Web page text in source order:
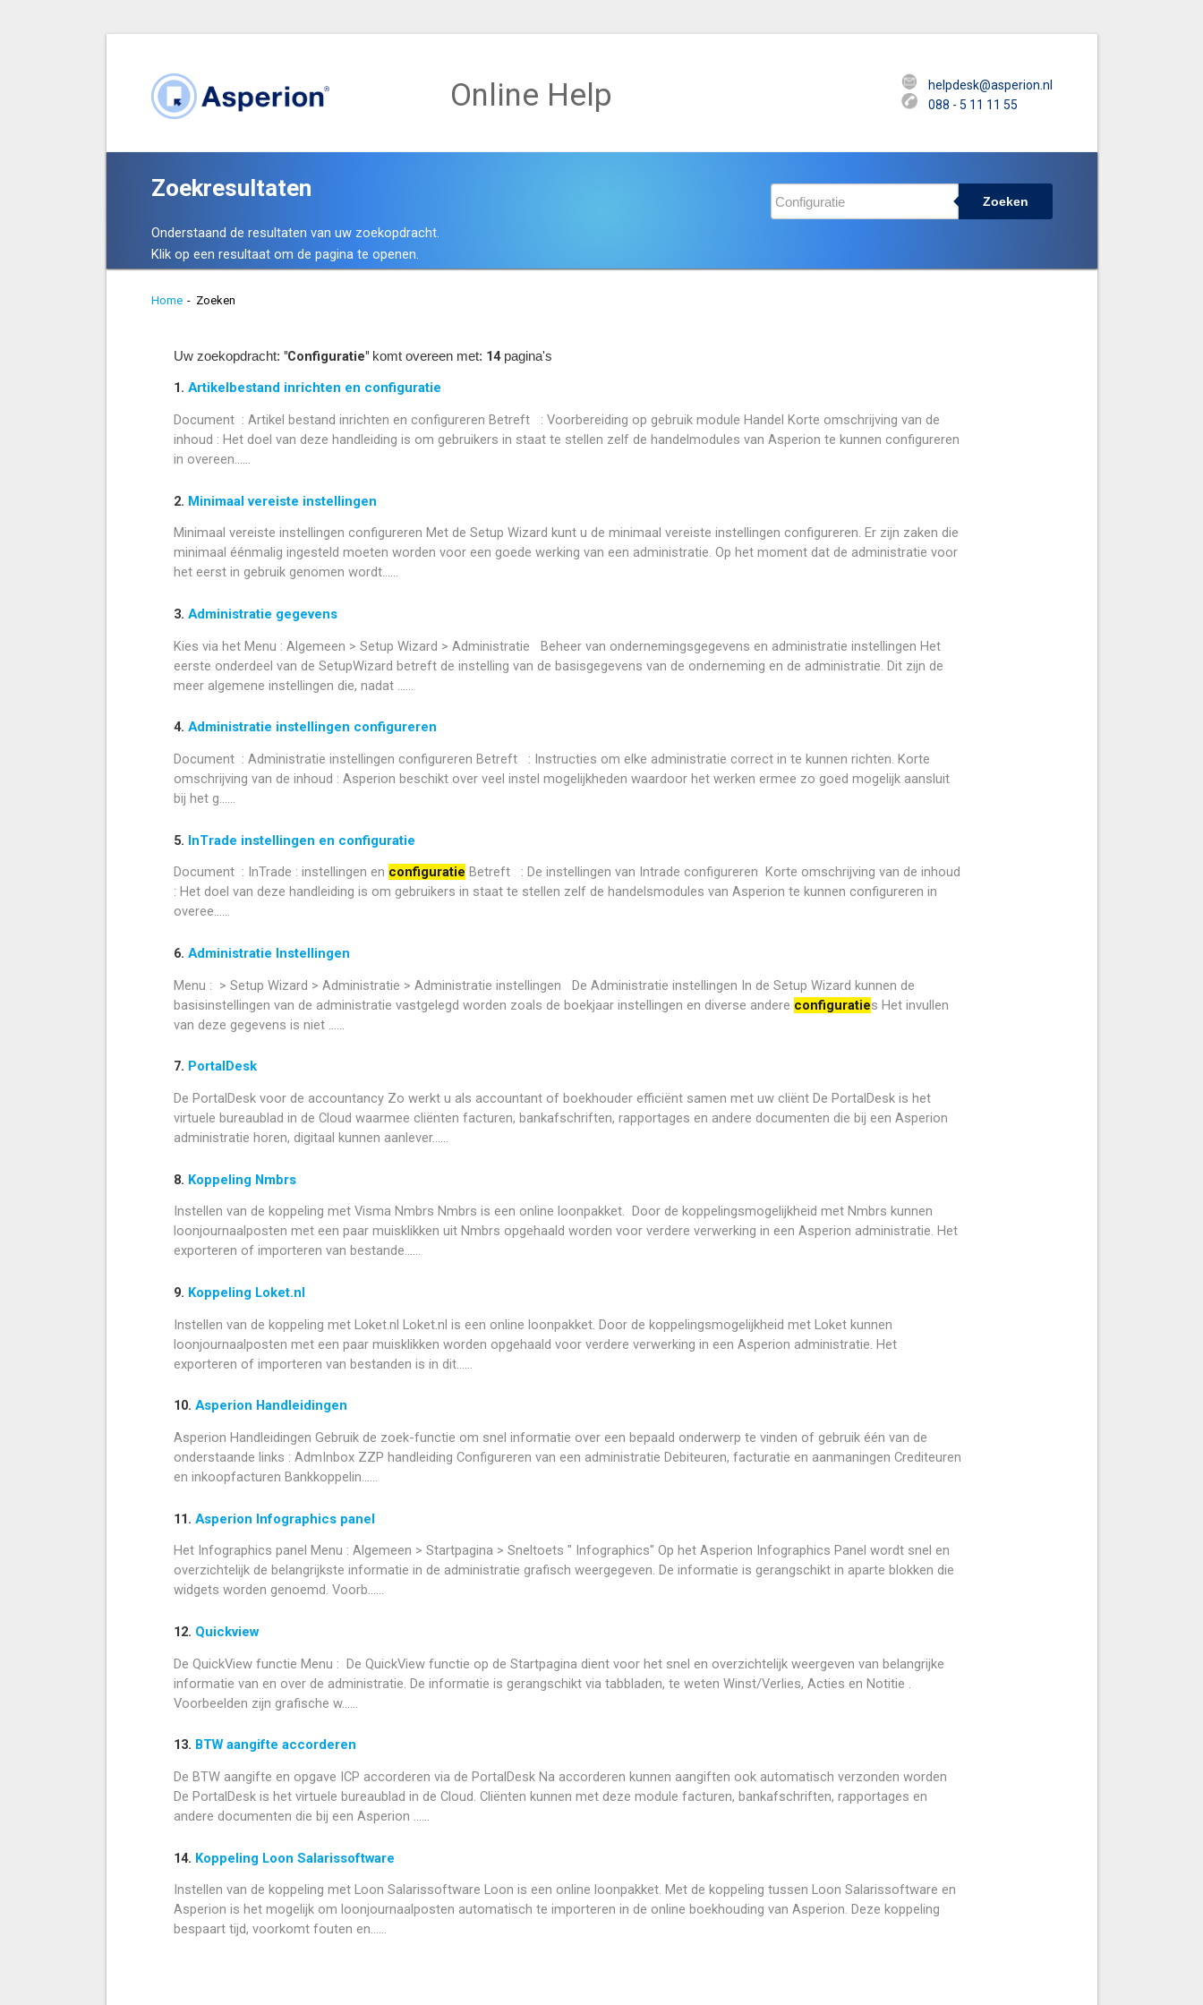
Online Help
helpdesk@asperion.nl
088 - 5 11 11 55
Zoekresultaten
Onderstaand de resultaten van uw zoekopdracht.
Klik op een resultaat om de pagina te openen.
Zoeken
Home - Zoeken
Uw zoekopdracht: "Configuratie"komt overeen met: 14pagina's
1. Artikelbestand inrichten en configuratie
Document : Artikel bestand inrichten en configureren Betreft : Voorbereiding op gebruik module Handel Korte omschrijving van de
inhoud : Het doel van deze handleiding is om gebruikers in staat te stellen zelf de handelmodules van Asperion te kunnen configureren
in overeen......
2. Minimaal vereiste instellingen
Minimaal vereiste instellingen configureren Met de Setup Wizard kunt u de minimaal vereiste instellingen configureren. Er zijn zaken die
minimaal éénmalig ingesteld moeten worden voor een goede werking van een administratie. Op het moment dat de administratie voor
het eerst in gebruik genomen wordt......
3. Administratie gegevens
Kies via het Menu : Algemeen > Setup Wizard > Administratie Beheer van ondernemingsgegevens en administratie instellingen Het
eerste onderdeel van de SetupWizard betreft de instelling van de basisgegevens van de onderneming en de administratie. Dit zijn de
meer algemene instellingen die, nadat ......
4. Administratie instellingen configureren
Document : Administratie instellingen configureren Betreft : Instructies om elke administratie correct in te kunnen richten. Korte
omschrijving van de inhoud : Asperion beschikt over veel instel mogelijkheden waardoor het werken ermee zo goed mogelijk aansluit
bij het g......
5. InTrade instellingen en configuratie
Document : InTrade : instellingen en configuratie Betreft : De instellingen van Intrade configureren Korte omschrijving van de inhoud
: Het doel van deze handleiding is om gebruikers in staat te stellen zelf de handelsmodules van Asperion te kunnen configureren in
overee......
6. Administratie Instellingen
Menu : > Setup Wizard > Administratie > Administratie instellingen De Administratie instellingen In de Setup Wizard kunnen de
basisinstellingen van de administratie vastgelegd worden zoals de boekjaar instellingen en diverse andere configuraties Het invullen
van deze gegevens is niet ......
7. PortalDesk
De PortalDesk voor de accountancy Zo werkt u als accountant of boekhouder efficiënt samen met uw cliënt De PortalDesk is het
virtuele bureaublad in de Cloud waarmee cliënten facturen, bankafschriften, rapportages en andere documenten die bij een Asperion
administratie horen, digitaal kunnen aanlever......
8. Koppeling Nmbrs
Instellen van de koppeling met Visma Nmbrs Nmbrs is een online loonpakket. Door de koppelingsmogelijkheid met Nmbrs kunnen
loonjournaalposten met een paar muisklikken uit Nmbrs opgehaald worden voor verdere verwerking in een Asperion administratie. Het
exporteren of importeren van bestande......
9. Koppeling Loket.nl
Instellen van de koppeling met Loket.nl Loket.nl is een online loonpakket. Door de koppelingsmogelijkheid met Loket kunnen
loonjournaalposten met een paar muisklikken worden opgehaald voor verdere verwerking in een Asperion administratie. Het
exporteren of importeren van bestanden is in dit......
10. Asperion Handleidingen
Asperion Handleidingen Gebruik de zoek-functie om snel informatie over een bepaald onderwerp te vinden of gebruik één van de
onderstaande links : AdmInbox ZZP handleiding Configureren van een administratie Debiteuren, facturatie en aanmaningen Crediteuren
en inkoopfacturen Bankkoppelin......
11. Asperion Infographics panel
Het Infographics panel Menu : Algemeen > Startpagina > Sneltoets " Infographics" Op het Asperion Infographics Panel wordt snel en
overzichtelijk de belangrijkste informatie in de administratie grafisch weergegeven. De informatie is gerangschikt in aparte blokken die
widgets worden genoemd. Voorb......
12. Quickview
De QuickView functie Menu : De QuickView functie op de Startpagina dient voor het snel en overzichtelijk weergeven van belangrijke
informatie van en over de administratie. De informatie is gerangschikt via tabbladen, te weten Winst/Verlies, Acties en Notitie .
Voorbeelden zijn grafische w......
13. BTW aangifte accorderen
De BTW aangifte en opgave ICP accorderen via de PortalDesk Na accorderen kunnen aangiften ook automatisch verzonden worden
De PortalDesk is het virtuele bureaublad in de Cloud. Cliënten kunnen met deze module facturen, bankafschriften, rapportages en
andere documenten die bij een Asperion ......
14. Koppeling Loon Salarissoftware
Instellen van de koppeling met Loon Salarissoftware Loon is een online loonpakket. Met de koppeling tussen Loon Salarissoftware en
Asperion is het mogelijk om loonjournaalposten automatisch te importeren in de online boekhouding van Asperion. Deze koppeling
bespaart tijd, voorkomt fouten en......